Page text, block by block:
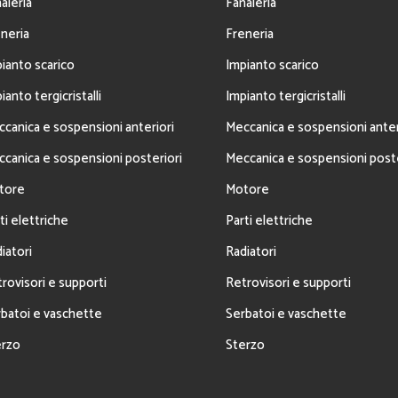
scarico
tergicristalli
e sospensioni anteriori
e sospensioni posteriori
elettriche
e supporti
e vaschette
Freneria
Impianto scarico
Impianto tergicristalli
Meccanica e sospensioni
Meccanica e sospensioni
Motore
Parti elettriche
Radiatori
Retrovisori e supporti
Serbatoi e vaschette
Sterzo